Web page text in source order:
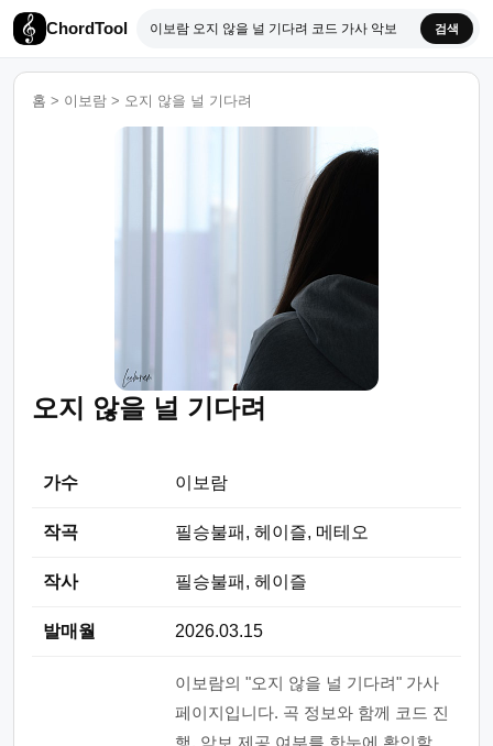
ChordTool 검색
홈 > 이보람 > 오지 않을 널 기다려
오지 않을 널 기다려
가수 이보람
작곡 필승불패, 헤이즐, 메테오
작사 필승불패, 헤이즐
발매월 2026.03.15
이보람의 "오지 않을 널 기다려" 가사
페이지입니다. 곡 정보와 함께 코드 진
행, 악보 제공 여부를 한눈에 확인할